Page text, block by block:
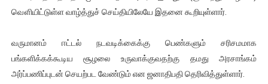
ஐ.நா முன்றலில் சீரற்ற காலநிலையிலும் தமிழின அழிப்பிற்கு
இளையராஜா – கமல் அவசர சந்திப்பு (படங்கள், விடியோ)
ஜனாதிபதி ஐக்கிய நாடுகளின் பொதுச் சபை கூட்டத்தில் இன்று
வௌியிட்டுள்ள வாழ்த்துச் செய்தியிலேயே இதனை கூறியுள்ளார்.
வருமானம் ஈட்டல் நடவடிக்கைக்கு பெண்களும் சரிசமமாக
பங்களிக்கக்கூடிய சூழலை உருவாக்குவதற்கு தமது அரசாங்கம்
அர்ப்பணிப்புடன் செயற்பட வேண்டும் என ஜனாதிபதி தெரிவித்துள்ளார்.